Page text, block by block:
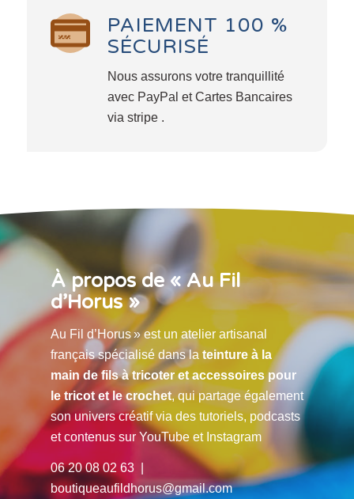
PAIEMENT 100 %
SÉCURISÉ
Nous assurons votre tranquillité
avec PayPal et Cartes Bancaires
via stripe .
À propos de « Au Fil
d’Horus »
Au Fil d’Horus » est un atelier artisanal
français spécialisé dans la teinture à la
main de fils à tricoter et accessoires pour
le tricot et le crochet, qui partage également
son univers créatif via des tutoriels, podcasts
et contenus sur YouTube et Instagram
06 20 08 02 63 |
boutiqueaufildhorus@gmail.com